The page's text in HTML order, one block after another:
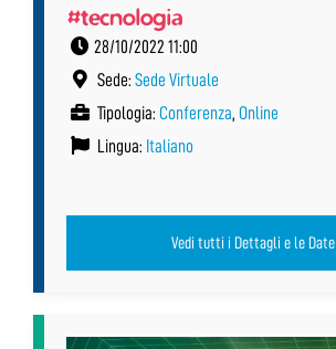
#tecnologia
28/10/2022 11:00
Sede: Sede Virtuale
Tipologia: Conferenza, Online
Lingua: Italiano
Vedi tutti i Dettagli e le Date